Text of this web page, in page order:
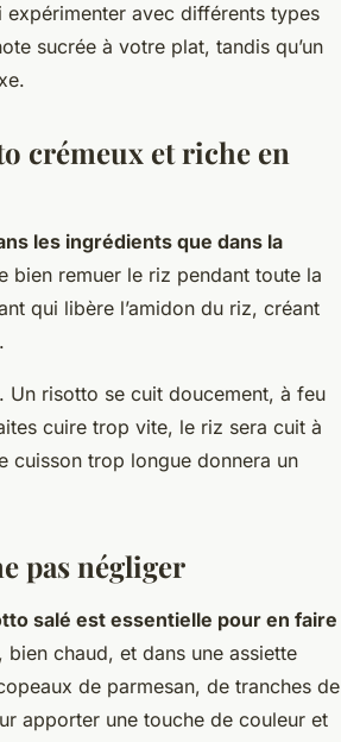
avec différents types
sucrée à votre plat, tandis qu’un
crémeux et riche en
les ingrédients que dans la
bien remuer le riz pendant toute la
qui libère l’amidon du riz, créant
Un risotto se cuit doucement, à feu
cuire trop vite, le riz sera cuit à
cuisson trop longue donnera un
pas négliger
salé est essentielle pour en faire
chaud, et dans une assiette
de parmesan, de tranches de
apporter une touche de couleur et